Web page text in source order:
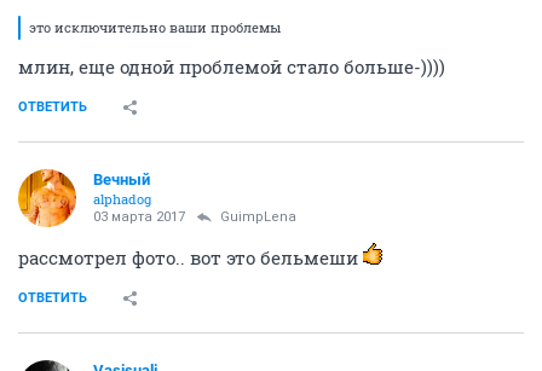
это исключительно ваши проблемы
млин, еще одной проблемой стало больше-))))
ОТВЕТИТЬ
Вечный
alphadog
03 марта 2017 GuimpLena
рассмотрел фото.. вот это бельмеши
ОТВЕТИТЬ